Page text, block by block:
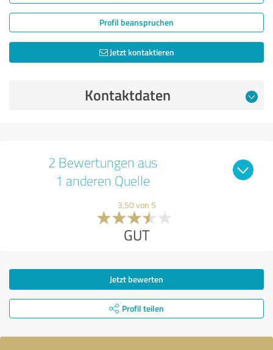
Profil beanspruchen
Jetzt kontaktieren
Kontaktdaten
2 Bewertungen aus
1 anderen Quelle
3,50 von 5
GUT
Jetzt bewerten
Profil teilen